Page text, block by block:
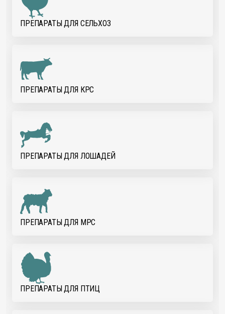
ПРЕПАРАТЫ ДЛЯ CЕЛЬХОЗ
ПРЕПАРАТЫ ДЛЯ КРС
ПРЕПАРАТЫ ДЛЯ ЛОШАДЕЙ
ПРЕПАРАТЫ ДЛЯ МРС
ПРЕПАРАТЫ ДЛЯ ПТИЦ